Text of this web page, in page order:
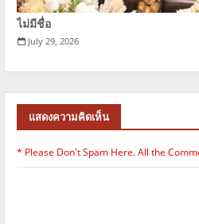
ไม่มีชื่อ
July 29, 2026
แสดงความคิดเห็น
* Please Don't Spam Here. All the